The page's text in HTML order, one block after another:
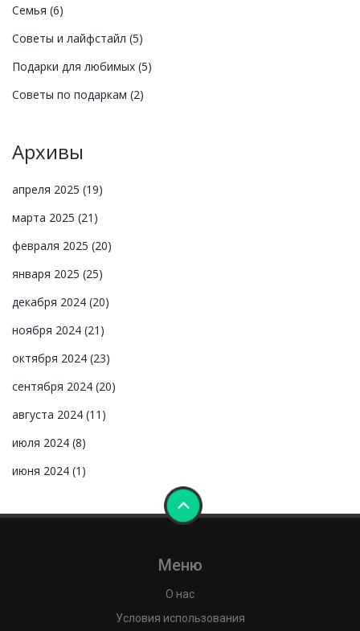
Семья (6)
Советы и лайфстайл (5)
Подарки для любимых (5)
Советы по подаркам (2)
Архивы
апреля 2025 (19)
марта 2025 (21)
февраля 2025 (20)
января 2025 (25)
декабря 2024 (20)
ноября 2024 (21)
октября 2024 (23)
сентября 2024 (20)
августа 2024 (11)
июля 2024 (8)
июня 2024 (1)
Меню
О нас
Условия использования